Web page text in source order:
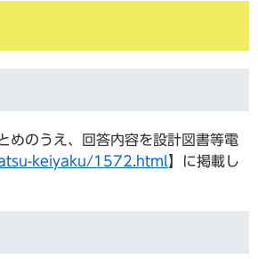
めのうえ、回答内容を設計図書等電
keiyaku/1572.html 】に掲載し